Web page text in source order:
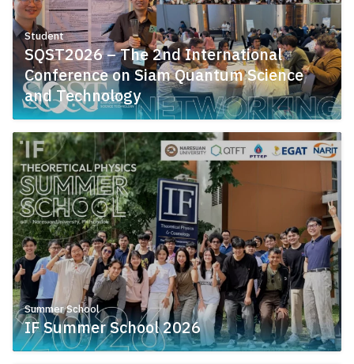
Student
SQST2026 – The 2nd International
Conference on Siam Quantum Science
and Technology
May 26, 2026
Summer School
IF Summer School 2026
May 25, 2026